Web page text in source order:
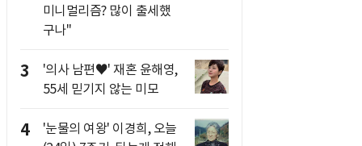
미니멀리즘? 많이 출세했
구나"
3
'의사 남편♥' 재혼 윤해영,
55세 믿기지 않는 미모
4
'눈물의 여왕' 이경희, 오늘